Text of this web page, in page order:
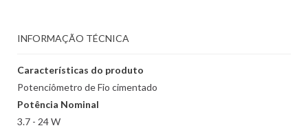
INFORMAÇÃO TÉCNICA
Características do produto
Potenciômetro de Fio cimentado
Potência Nominal
3.7 - 24 W